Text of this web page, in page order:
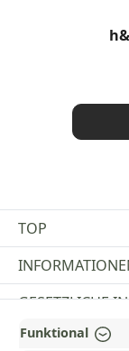
TOP
GESETZLICHE
ZAHLUNGS-
Funktional